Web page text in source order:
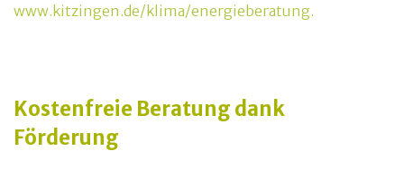
www.kitzingen.de/klima/energieberatung.
Kostenfreie Beratung dank
Förderung